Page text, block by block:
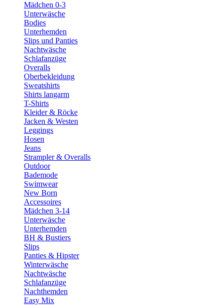
Mädchen 0-3
Unterwäsche
Bodies
Unterhemden
Slips und Panties
Nachtwäsche
Schlafanzüge
Overalls
Oberbekleidung
Sweatshirts
Shirts langarm
T-Shirts
Kleider & Röcke
Jacken & Westen
Leggings
Hosen
Jeans
Strampler & Overalls
Outdoor
Bademode
Swimwear
New Born
Accessoires
Mädchen 3-14
Unterwäsche
Unterhemden
BH & Bustiers
Slips
Panties & Hipster
Winterwäsche
Nachtwäsche
Schlafanzüge
Nachthemden
Easy Mix